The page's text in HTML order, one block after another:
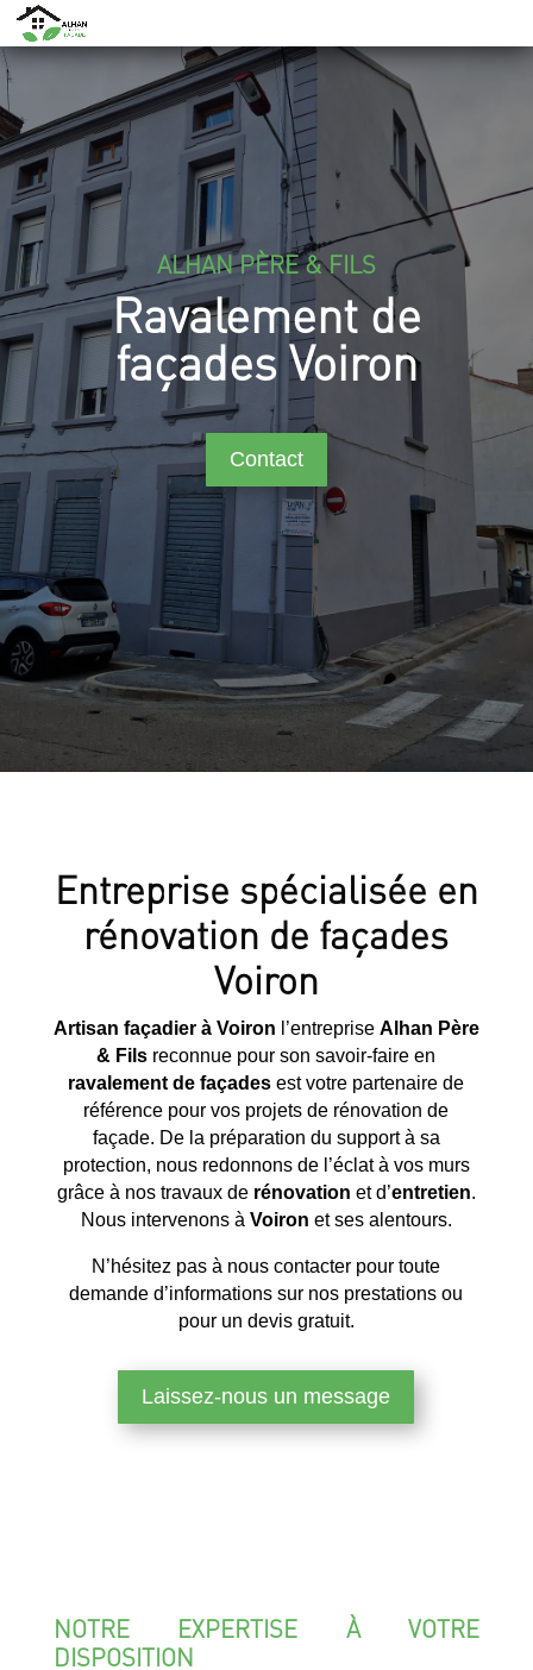
ALHAN PÈRE & FILS
Ravalement de
façades Voiron
Contact
Entreprise spécialisée en
rénovation de façades
Voiron
Artisan façadier à Voiron l’entreprise Alhan Père
& Fils reconnue pour son savoir-faire en
ravalement de façades est votre partenaire de
référence pour vos projets de rénovation de
façade. De la préparation du support à sa
protection, nous redonnons de l’éclat à vos murs
grâce à nos travaux de rénovation et d’entretien.
Nous intervenons à Voiron et ses alentours.
N’hésitez pas à nous contacter pour toute
demande d’informations sur nos prestations ou
pour un devis gratuit.
Laissez-nous un message
NOTRE EXPERTISE À VOTRE
DISPOSITION